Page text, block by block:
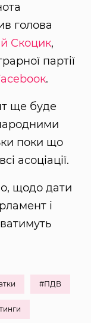
голова
Скоцик,
партії
.
ще буде
поки що
асоціації.
щодо дати
і
#ПДВ